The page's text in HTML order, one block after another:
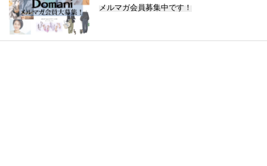
メルマガ会員募集中です！